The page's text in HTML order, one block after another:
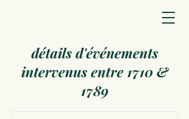
détails d'événements
intervenus entre 1710 &
1789